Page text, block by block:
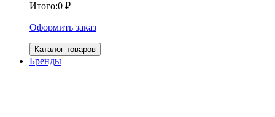
Итого:0 ₽
Оформить заказ
Каталог товаров
Бренды